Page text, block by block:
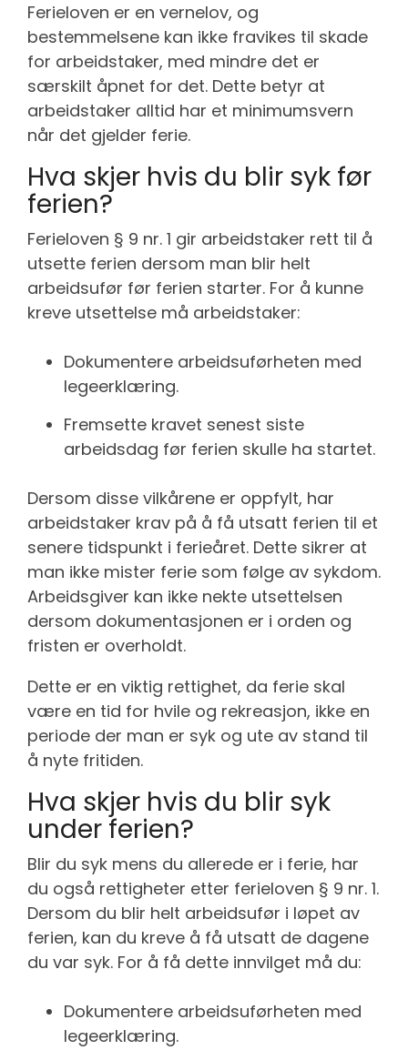
Ferieloven er en vernelov, og
bestemmelsene kan ikke fravikes til skade
for arbeidstaker, med mindre det er
særskilt åpnet for det. Dette betyr at
arbeidstaker alltid har et minimumsvern
når det gjelder ferie.
Hva skjer hvis du blir syk før
ferien?
Ferieloven § 9 nr. 1 gir arbeidstaker rett til å
utsette ferien dersom man blir helt
arbeidsufør før ferien starter. For å kunne
kreve utsettelse må arbeidstaker:
Dokumentere arbeidsuførheten med
legeerklæring.
Fremsette kravet senest siste
arbeidsdag før ferien skulle ha startet.
Dersom disse vilkårene er oppfylt, har
arbeidstaker krav på å få utsatt ferien til et
senere tidspunkt i ferieåret. Dette sikrer at
man ikke mister ferie som følge av sykdom.
Arbeidsgiver kan ikke nekte utsettelsen
dersom dokumentasjonen er i orden og
fristen er overholdt.
Dette er en viktig rettighet, da ferie skal
være en tid for hvile og rekreasjon, ikke en
periode der man er syk og ute av stand til
å nyte fritiden.
Hva skjer hvis du blir syk
under ferien?
Blir du syk mens du allerede er i ferie, har
du også rettigheter etter ferieloven § 9 nr. 1.
Dersom du blir helt arbeidsufør i løpet av
ferien, kan du kreve å få utsatt de dagene
du var syk. For å få dette innvilget må du:
Dokumentere arbeidsuførheten med
legeerklæring.